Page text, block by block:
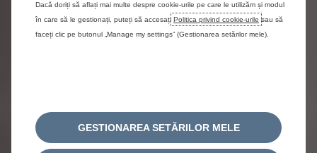
financiare.
Termenii acestei politici speciale de despăgubire pot fi
Dacă doriți să aflați mai multe despre cookie-urile pe care le utilizăm și modul
în care să le gestionați, puteți să accesați Politica privind cookie-urile sau să
faceți clic pe butonul „Manage my settings” (Gestionarea setărilor mele).
GESTIONAREA SETĂRILOR MELE